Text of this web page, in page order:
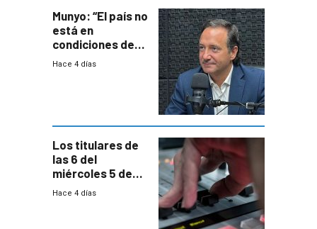
Munyo: “El país no
está en
condiciones de
enfrentar una
Hace 4 días
Los titulares de
las 6 del
miércoles 5 de
agosto de 2026
Hace 4 días